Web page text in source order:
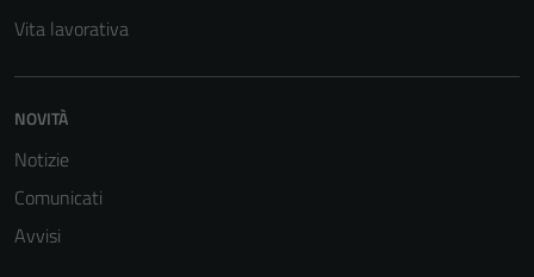
Vita lavorativa
NOVITÀ
Notizie
Comunicati
Avvisi